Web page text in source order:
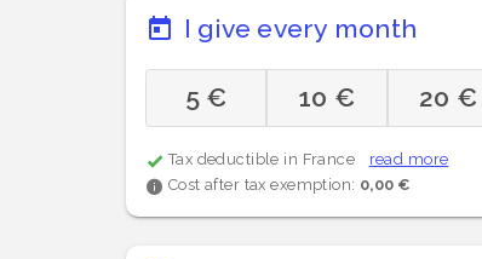
I give every month
5 € 10 € 20 €
Tax deductible in France
read more
Cost after tax exemption: 0,00 €